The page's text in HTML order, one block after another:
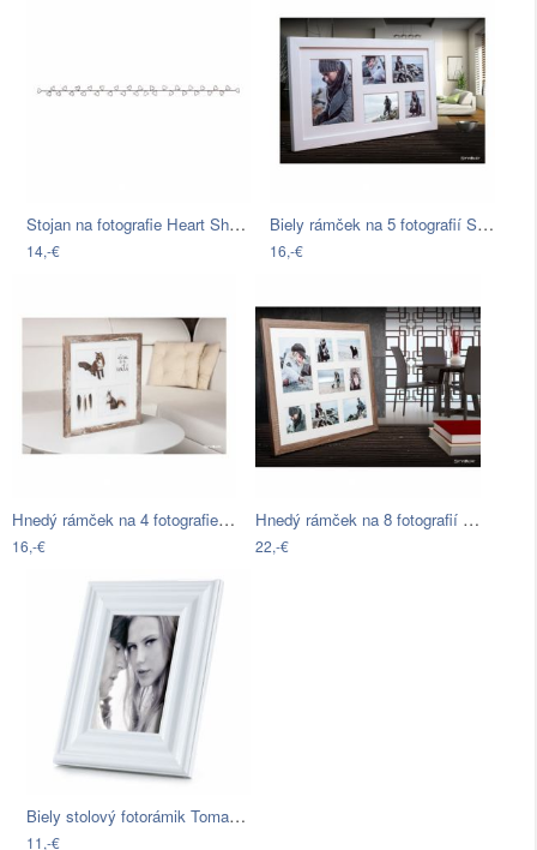
Stojan na fotografie Heart Shape
14,-€
Biely rámček na 5 fotografií Styler…
16,-€
Hnedý rámček na 4 fotografie Styler…
16,-€
Hnedý rámček na 8 fotografií Styler…
22,-€
Biely stolový fotorámik Tomasucci Diva
11,-€